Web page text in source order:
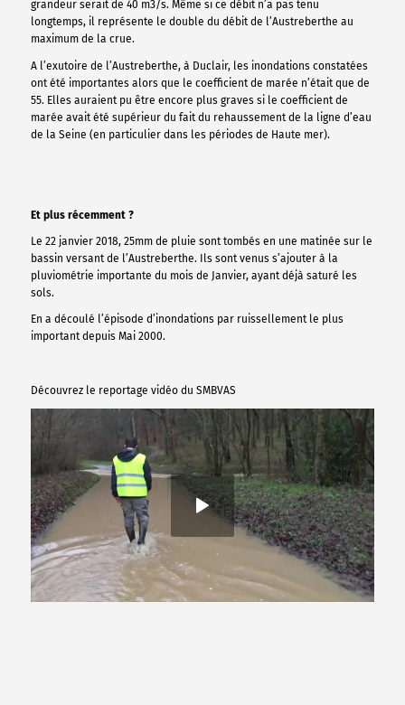
grandeur serait de 40 m3/s. Même si ce débit n’a pas tenu
longtemps, il représente le double du débit de l’Austreberthe au
maximum de la crue.
A l’exutoire de l’Austreberthe, à Duclair, les inondations constatées
ont été importantes alors que le coefficient de marée n’était que de
55. Elles auraient pu être encore plus graves si le coefficient de
marée avait été supérieur du fait du rehaussement de la ligne d’eau
de la Seine (en particulier dans les périodes de Haute mer).
Et plus récemment ?
Le 22 janvier 2018, 25mm de pluie sont tombés en une matinée sur le
bassin versant de l’Austreberthe. Ils sont venus s’ajouter à la
pluviométrie importante du mois de Janvier, ayant déjà saturé les
sols.
En a découlé l’épisode d’inondations par ruissellement le plus
important depuis Mai 2000.
Découvrez le reportage vidéo du SMBVAS